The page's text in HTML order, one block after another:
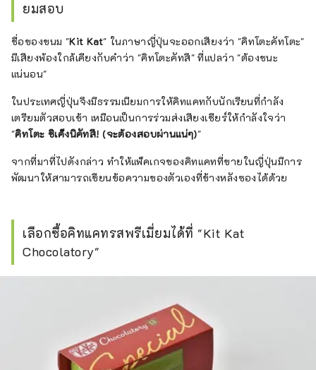
ยมสอบ
ชื่อของขนม "Kit Kat" ในภาษาญี่ปุ่นจะออกเสียงว่า "คิทโตะคัทโตะ"
มีเสียงพ้องใกล้เคียงกับคำว่า "คิทโตะคัทสึ" ที่แปลว่า "ต้องชนะ
แน่นอน"
ในประเทศญี่ปุ่นจึงมีธรรมเนียมการให้คิทแคทกับนักเรียนที่กำลัง
เตรียมตัวสอบเข้า เหมือนเป็นการร่วมส่งเสียงเชียร์ให้กำลังใจว่า
"คิทโตะ ชิเค็งนิคัทสึ! (จะต้องสอบผ่านแน่ๆ)"
จากที่มาที่ไปดังกล่าว ทำให้แพ็คเกจของคิทแคทที่ขายในญี่ปุ่นมีการ
พัฒนาให้สามารถเขียนข้อความของตัวเองที่ข้างหลังซองได้ด้วย
เลือกซื้อคิทแคทรสพรีเมี่ยมได้ที่ "Kit Kat
Chocolatory"